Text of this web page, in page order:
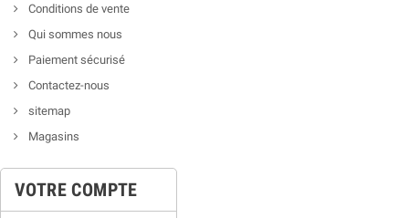
Conditions de vente
Qui sommes nous
Paiement sécurisé
Contactez-nous
sitemap
Magasins
VOTRE COMPTE